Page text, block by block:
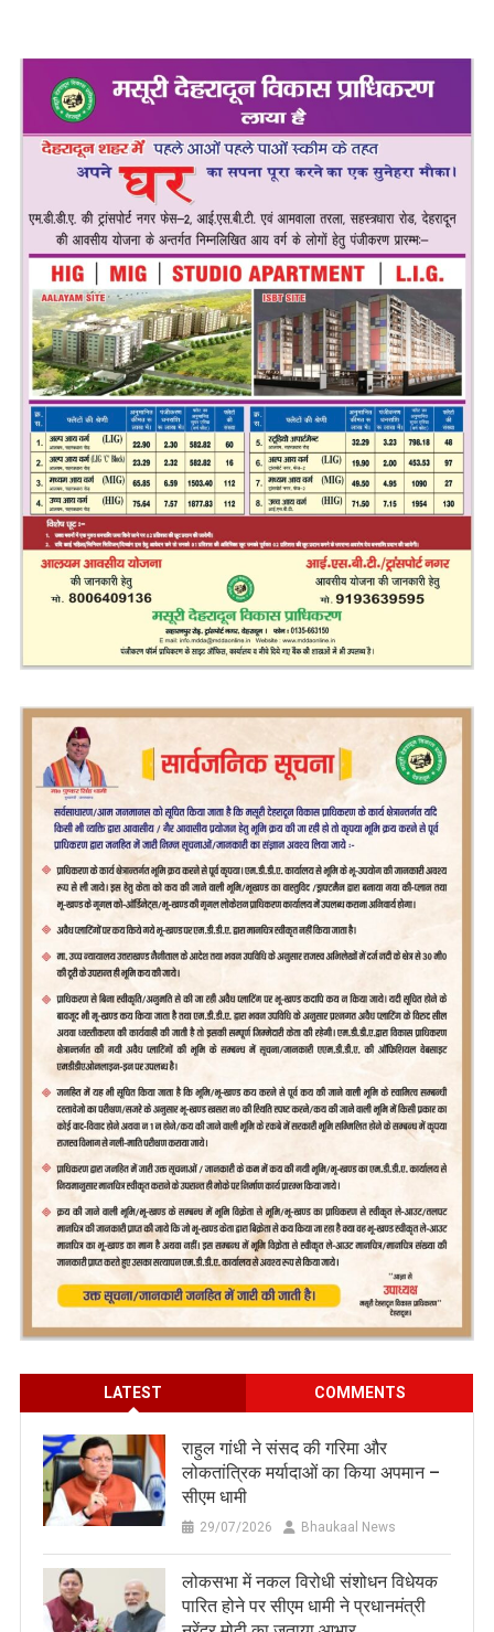
LATEST COMMENTS
राहुल गांधी ने संसद की गरिमा और
लोकतांत्रिक मर्यादाओं का किया अपमान –
सीएम धामी
29/07/2026 Bhaukaal News
लोकसभा में नकल विरोधी संशोधन विधेयक
पारित होने पर सीएम धामी ने प्रधानमंत्री